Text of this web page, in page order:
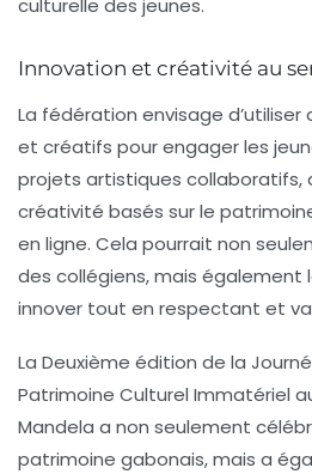
culturelle des jeunes.
Innovation et créativité au
La fédération envisage
et créatifs pour engager les
projets artistiques collaboratifs,
créativité basés sur le
en ligne. Cela pourrait non
des collégiens, mais également
innover tout en respectant et
La Deuxième édition de la
Patrimoine Culturel Immatériel
Mandela a non seulement
patrimoine gabonais, mais a